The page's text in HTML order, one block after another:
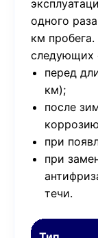
одного
км
следующих
перед
км);
после
при
при
течи.